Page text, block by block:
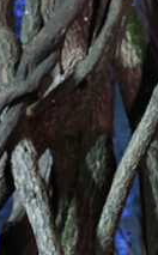
밴드 네이